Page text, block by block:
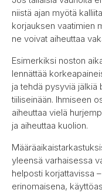
niistä ajan myötä
korjauksen vaatimien
ne voivat aiheuttaa
Esimerkiksi noston
lennättää
ja tehdä pysyviä
tiiliseinään. Ihmiseen
aiheuttaa vielä
ja aiheuttaa kuolion.
yleensä varhaisessa
helposti korjattavissa
erinomaisena,